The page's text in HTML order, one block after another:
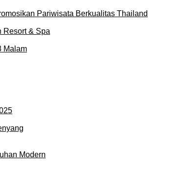
Pariwisata Berkualitas Thailand
Resort & Spa
Malam
Modern